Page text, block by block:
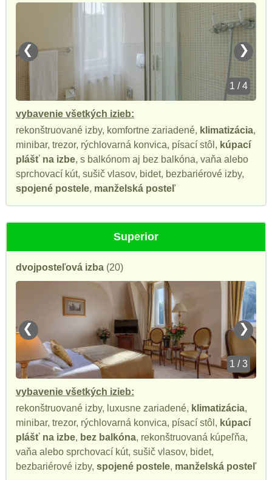
❮ ❯
1 / 4
vybavenie všetkých izieb:
rekonštruované izby, komfortne zariadené, klimatizácia,
minibar, trezor, rýchlovarná konvica, písací stôl, kúpací
plášť na izbe, s balkónom aj bez balkóna, vaňa alebo
sprchovací kút, sušič vlasov, bidet, bezbariérové izby,
spojené postele, manželská posteľ
Superior
dvojposteľová izba (20)
❮ ❯
1 / 3
vybavenie všetkých izieb:
rekonštruované izby, luxusne zariadené, klimatizácia,
minibar, trezor, rýchlovarná konvica, písací stôl, kúpací
plášť na izbe, bez balkóna, rekonštruovaná kúpeľňa,
vaňa alebo sprchovací kút, sušič vlasov, bidet,
bezbariérové izby, spojené postele, manželská posteľ